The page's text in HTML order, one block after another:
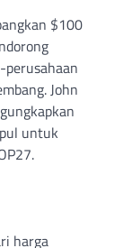
$100
John
untuk
harga